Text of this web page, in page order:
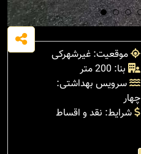
موقعیت: غیرشهرکی
بنا: 200 متر
سرویس بهداشتی:
چهار
شرایط: نقد و اقساط